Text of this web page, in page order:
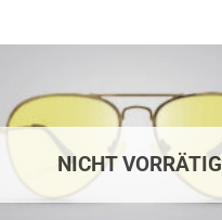
NICHT VORRÄTIG